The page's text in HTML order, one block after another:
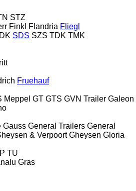
STZ
Finkl Flandria Fliegl
SDS SZS TDK TMK
Fruehauf
Meppel GT GTS GVN Trailer Galeon
Gauss General Trailers General
& Verpoort Gheysen Gloria
TU
Gras